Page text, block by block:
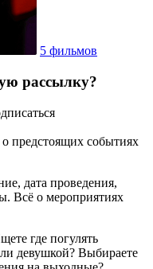
5 фильмов
рассылку?
предстоящих событиях
дата проведения,
Всё о мероприятиях
где погулять
девушкой? Выбираете